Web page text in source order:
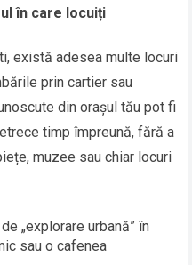
în care locuiți
există adesea multe locuri
prin cartier sau
din orașul tău pot fi
timp împreună, fără a
muzee sau chiar locuri
„explorare urbană” în
sau o cafenea